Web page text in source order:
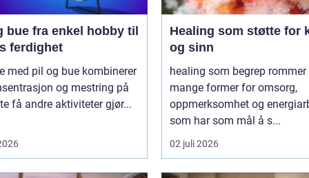
hobby til
ferdighet
med pil og bue kombinerer
og mestring på
få andre aktiviteter gjør...
Healing som støtte for
og sinn
healing som begrep rommer
mange former for omsorg,
oppmerksomhet og
som har som mål å s...
02 juli 2026